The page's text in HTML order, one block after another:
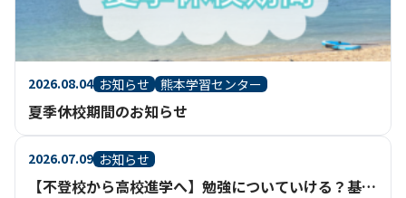
2026.08.04 お知らせ 熊本学習センター
夏季休校期間のお知らせ
2026.07.09 お知らせ
【不登校から高校進学へ】勉強についていける？基礎からさかのぼって学べる通信制高校という選択